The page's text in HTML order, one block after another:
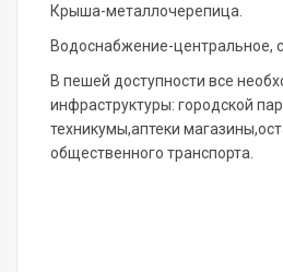
Крыша-металлочерепица.
Водоснабжение-центральное,
В пешей доступности все
инфраструктуры: городской
техникумы,аптеки
общественного транспорта.